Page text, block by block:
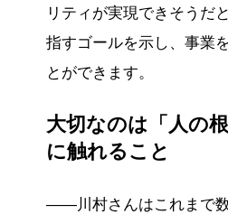
リティが実現できそうだ
指すゴールを示し、事業
とができます。
大切なのは「人の
に触れること
——川村さんはこれまで